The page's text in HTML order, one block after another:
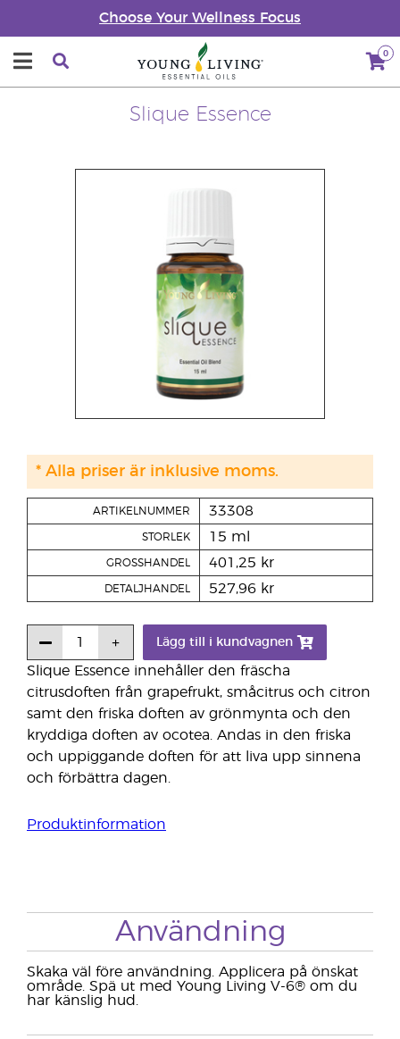
Choose Your Wellness Focus
0
Slique Essence
Slique Essence innehåller den fräscha
citrusdoften från grapefrukt, småcitrus och citron
samt den friska doften av grönmynta och den
kryddiga doften av ocotea. Andas in den friska
och uppiggande doften för att liva upp sinnena
och förbättra dagen.
Produktinformation
ARTIKELNUMMER 33308
STORLEK 15 ml
GROSSHANDEL 401,25 kr
DETALJHANDEL 527,96 kr
Lägg till i kundvagnen
* Alla priser är inklusive moms.
Användning
Skaka väl före användning. Applicera på önskat
område. Spä ut med Young Living V-6® om du
har känslig hud.